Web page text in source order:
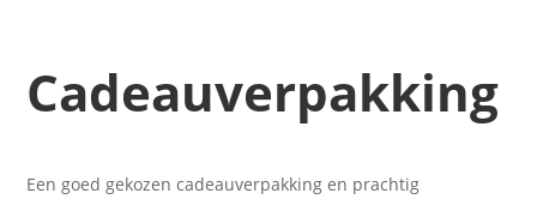
Cadeauverpakking
Een goed gekozencadeauverpakking en prachtig